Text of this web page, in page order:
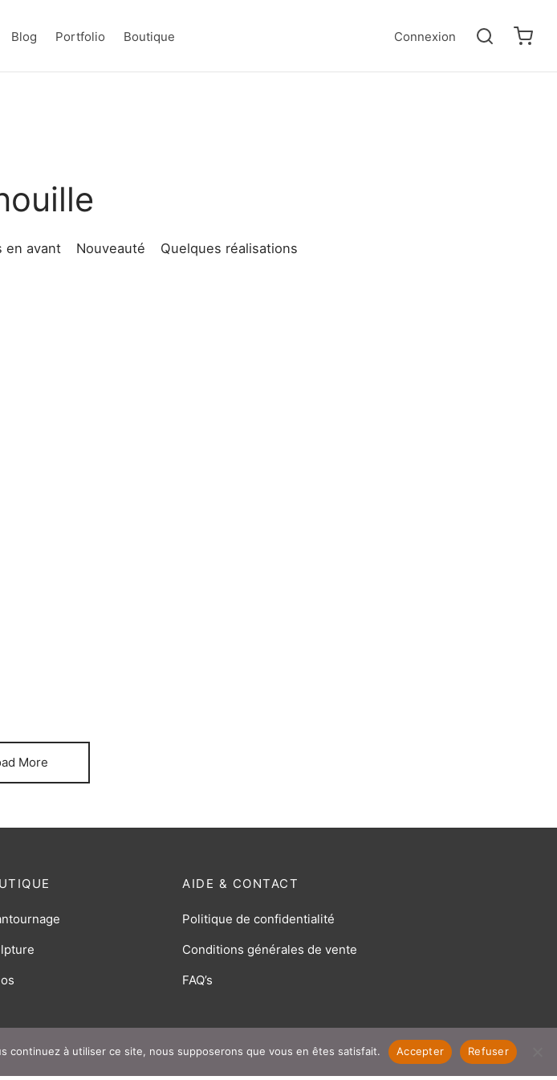
Blog Portfolio Boutique Connexion
en avant Nouveauté Quelques réalisations
More
AIDE & CONTACT
Politique de confidentialité
Conditions générales de vente
FAQ’s
continuez à utiliser ce site, nous supposerons que vous en êtes satisfait. Accepter Refuser